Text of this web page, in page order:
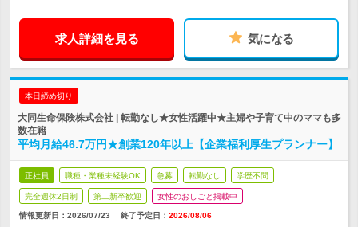
求人詳細を見る 気になる
本日締め切り
大同生命保険株式会社 | 転勤なし★女性活躍中★主婦や子育て中のママも多
数在籍
平均月給46.7万円★創業120年以上【企業福利厚生プランナー】
正社員 職種・業種未経験OK 急募 転勤なし 学歴不問
完全週休2日制 第二新卒歓迎 女性のおしごと掲載中
情報更新日：2026/07/23 終了予定日： 2026/08/06